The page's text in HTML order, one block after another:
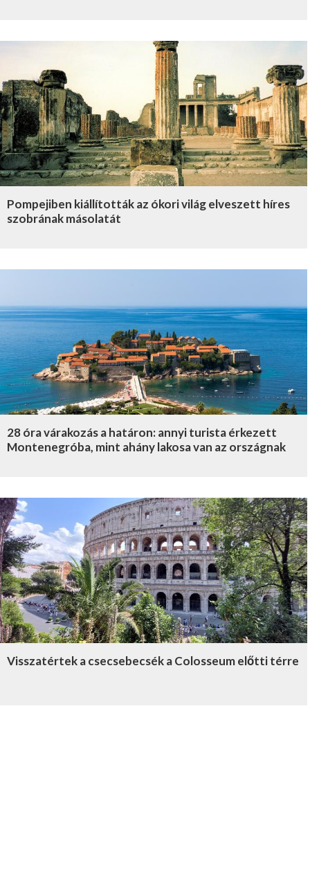
Pompejiben kiállították az ókori világ elveszett híres
szobrának másolatát
28 óra várakozás a határon: annyi turista érkezett
Montenegróba, mint ahány lakosa van az országnak
Visszatértek a csecsebecsék a Colosseum előtti térre